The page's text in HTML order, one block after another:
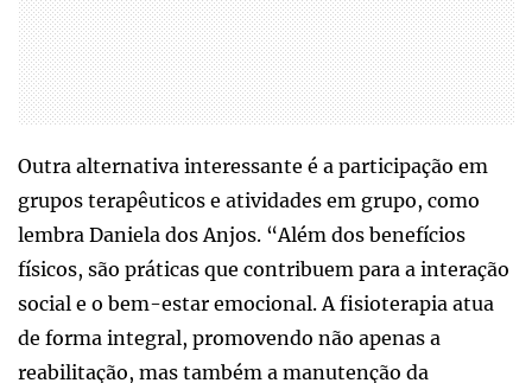
Outra alternativa interessante é a participação em
grupos terapêuticos e atividades em grupo, como
lembra Daniela dos Anjos. “Além dos benefícios
físicos, são práticas que contribuem para a interação
social e o bem-estar emocional. A fisioterapia atua
de forma integral, promovendo não apenas a
reabilitação, mas também a manutenção da